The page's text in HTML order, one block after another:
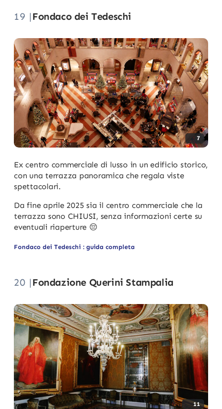
19 |Fondaco dei Tedeschi
7
Ex centro commerciale di lusso in un edificio storico,
con una terrazza panoramica che regala viste
spettacolari.
Da fine aprile 2025 sia il centro commerciale che la
terrazza sono CHIUSI, senza informazioni certe su
eventuali riaperture 😔
Fondaco dei Tedeschi : guida completa
20 |Fondazione Querini Stampalia
11